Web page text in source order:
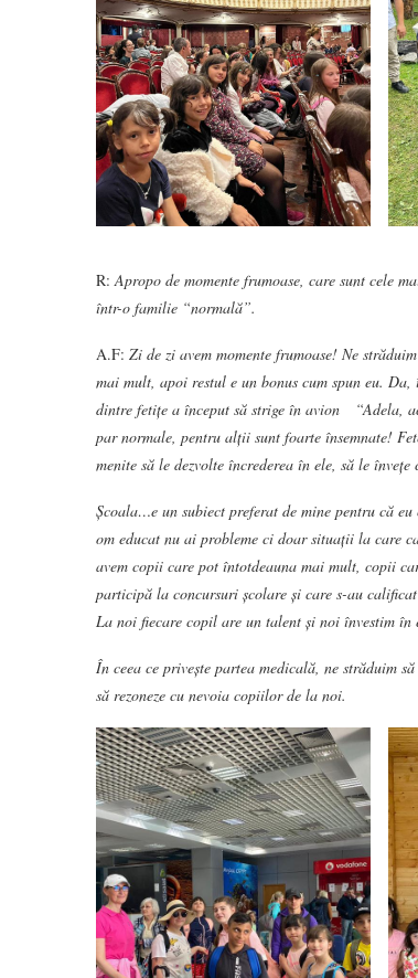
R:Apropo de momente frumoase, care sunt cele
într-o familie “normală”.
A.F: Zi de zi avem momente frumoase! Ne
mai mult, apoi restul e un bonus cum spun eu.
dintre fetițe a început să strige în avion “Adela,
par normale, pentru alții sunt foarte însemnate!
menite să le dezvolte încrederea în ele, să le
Școala…e un subiect preferat de mine pentru că
om educat nu ai probleme ci doar situații la care
avem copii care pot întotdeauna mai mult, copii
participă la concursuri școlare și care s-au
La noi fiecare copil are un talent și noi învestim
În ceea ce privește partea medicală, ne străduim
să rezoneze cu nevoia copiilor de la noi.